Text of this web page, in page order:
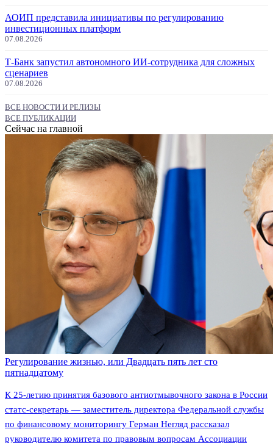
АОИП представила инициативы по регулированию
инвестиционных платформ
07.08.2026
Т-Банк запустил автономного ИИ-сотрудника для сложных
сценариев
07.08.2026
ВСЕ НОВОСТИ И РЕЛИЗЫ
ВСЕ ПУБЛИКАЦИИ
Сейчас на главной
Регулирование жизнью, или Двадцать пять лет сто
пятнадцатому
К 25-летию принятия базового антиотмывочного закона в России
статс-секретарь — заместитель директора Федеральной службы
по финансовому мониторингу Герман Негляд рассказал
руководителю комитета по правовым вопросам Ассоциации